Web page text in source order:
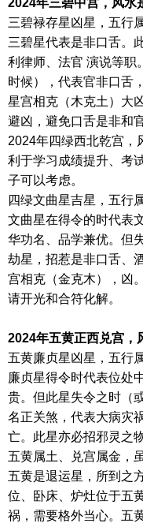
三碧禄存星凶星，五行
三碧星代表是非口舌。
利律师、法官 演说等职
时候），代表官非口舌
星宫相克（木克土）大
避凶，避免口舌是非和官
2024年四绿西北乾宫，
利于学习成绩提升、考
子可以考虑。
四绿文曲星吉星，五行
文曲星在得令的时代表
华功名、品学兼优。但
劫星，招惹是非口舌、
宫相克（金克木），凶
请开光和合符化解。
2024年五黄正西兑宫，
五黄廉贞星凶星，五行
廉贞星得令时代表位处
贵。但此星失令之时（
名正关煞，代表大病灾
亡。此星亦必招邪灵之物
五黄属土、兑宫属金，
五黄是退运星，所到之
位、卧床、炉灶位于五
祸，需要格外当心。五